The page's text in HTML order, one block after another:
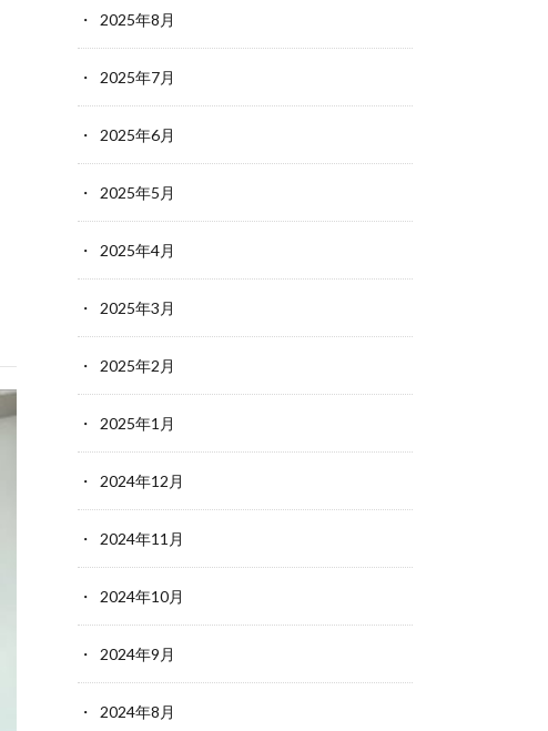
2025年8月
2025年7月
2025年6月
2025年5月
2025年4月
2025年3月
2025年2月
2025年1月
2024年12月
2024年11月
2024年10月
2024年9月
2024年8月